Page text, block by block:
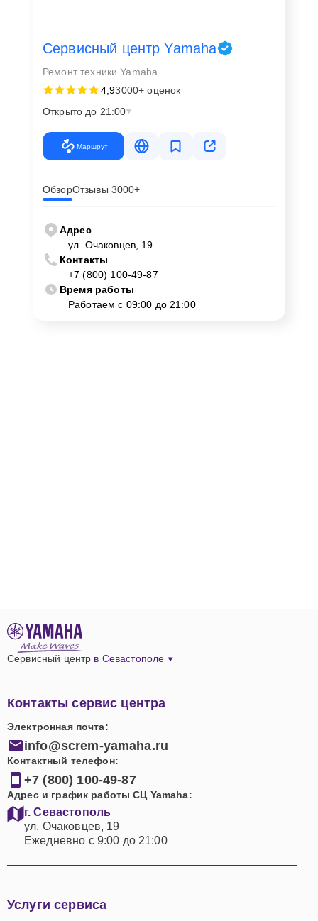
Сервисный центр Yamaha
Ремонт техники Yamaha
4,93000+ оценок
Открыто до 21:00
Маршрут
ОбзорОтзывы 3000+
Адрес
ул. Очаковцев, 19
Контакты
+7 (800) 100-49-87
Время работы
Работаем с 09:00 до 21:00
Сервисный центр в Севастополе
Контакты сервис центра
Электронная почта:
info@screm-yamaha.ru
Контактный телефон:
+7 (800) 100-49-87
Адрес и график работы СЦ Yamaha:
г. Севастополь
ул. Очаковцев, 19
Ежедневно с 9:00 до 21:00
Услуги сервиса